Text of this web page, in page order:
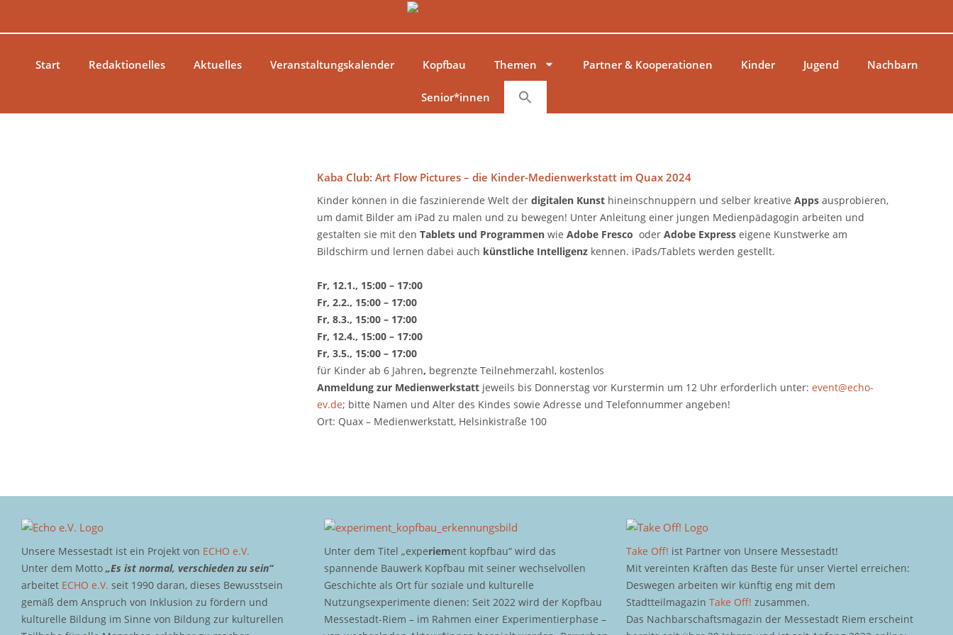
Start
Redaktionelles Aktuelles Veranstaltungskalender Kopfbau Themen Partner & Kooperationen Kinder Jugend Nachbarn
Senior*innen
Kaba Club: Art Flow Pictures – die Kinder-Medienwerkstatt im Quax 2024
Kinder können in die faszinierende Welt der digitalen Kunsthineinschnuppern und selber kreative Appsausprobieren,
um damit Bilder am iPad zu malen und zu bewegen! Unter Anleitung einer jungen Medienpädagogin arbeiten und
gestalten sie mit den Tablets und Programmenwie Adobe Fresco oder Adobe Express eigene Kunstwerke am
Bildschirm und lernen dabei auch künstliche Intelligenzkennen. iPads/Tablets werden gestellt.
Fr, 12.1., 15:00 – 17:00
Fr, 2.2., 15:00 – 17:00
Fr, 8.3., 15:00 – 17:00
Fr, 12.4., 15:00 – 17:00
Fr, 3.5., 15:00 – 17:00
für Kinder ab 6 Jahren, begrenzte Teilnehmerzahl, kostenlos
Anmeldung zur Medienwerkstattjeweils bis Donnerstag vor Kurstermin um 12 Uhr erforderlich unter: event@echo-
ev.de; bitte Namen und Alter des Kindes sowie Adresse und Telefonnummer angeben!
Ort: Quax – Medienwerkstatt, Helsinkistraße 100
Unsere Messestadt ist ein Projekt von ECHO e.V.
Unter dem Motto „Es ist normal, verschieden zu sein“
arbeitet ECHO e.V. seit 1990 daran, dieses Bewusstsein
gemäß dem Anspruch von Inklusion zu fördern und
kulturelle Bildung im Sinne von Bildung zur kulturellen
Unter dem Titel „experiement kopfbau“ wird das
spannende Bauwerk Kopfbau mit seiner wechselvollen
Geschichte als Ort für soziale und kulturelle
Nutzungsexperimente dienen: Seit 2022 wird der Kopfbau
Messestadt-Riem – im Rahmen einer Experimentierphase –
Take Off! ist Partner von Unsere Messestadt!
Mit vereinten Kräften das Beste für unser Viertel erreichen:
Deswegen arbeiten wir künftig eng mit dem
StadtteilmagazinTake Off! zusammen.
Das Nachbarschaftsmagazin der Messestadt Riem erscheint